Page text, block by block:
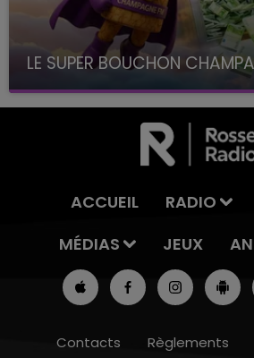
LE SUPER BOUCHON
avec La Famille Champagne FM,
ACCUEIL RADIO
MÉDIAS
JEUX
Contacts Règlements